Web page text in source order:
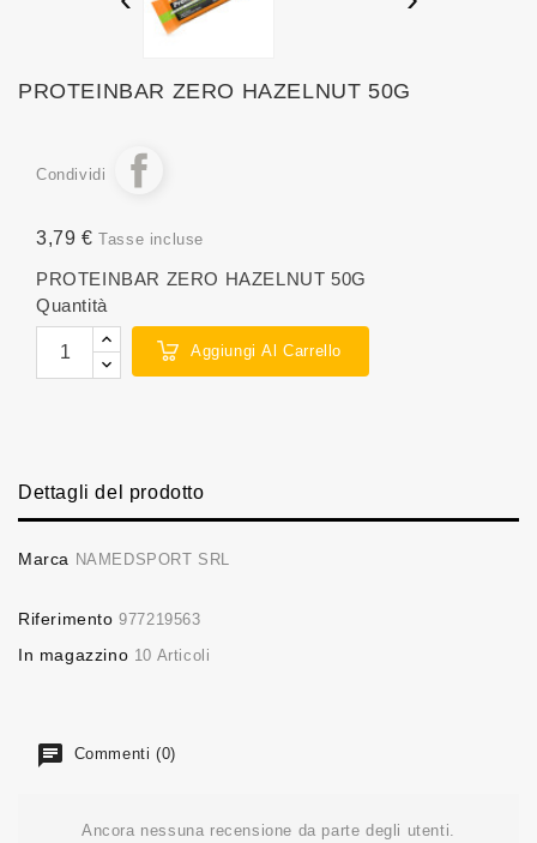
PROTEINBAR ZERO HAZELNUT 50G
Condividi
3,79 € Tasse incluse
PROTEINBAR ZERO HAZELNUT 50G
Quantità
Aggiungi Al Carrello
Dettagli del prodotto
Marca NAMEDSPORT SRL
Riferimento 977219563
In magazzino 10 Articoli
Commenti (0)
Ancora nessuna recensione da parte degli utenti.